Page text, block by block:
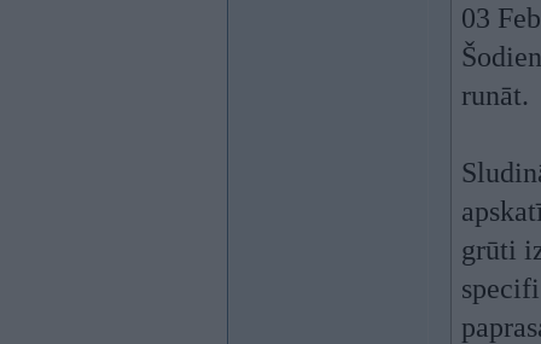
03
runāt.
grūti